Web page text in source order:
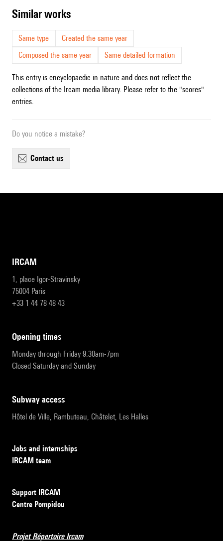
similar works
Same type
Created the same year
Composed the same year
Same detailed formation
This entry is encyclopaedic in nature and does not reflect the
collections of the Ircam media library. Please refer to the "scores"
entries.
Do you notice a mistake?
contact us
IRCAM
1, place Igor-Stravinsky
75004 Paris
+33 1 44 78 48 43
opening times
Monday through Friday 9:30am-7pm
Closed Saturday and Sunday
subway access
Hôtel de Ville, Rambuteau, Châtelet, Les Halles
Jobs and internships
IRCAM team
Support IRCAM
Centre Pompidou
Projet Répertoire Ircam